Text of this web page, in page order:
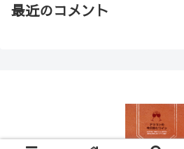
最近のコメント